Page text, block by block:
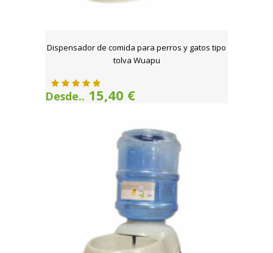
Dispensador de comida para perros y gatos tipo
tolva Wuapu
Desde.. 15,40 €